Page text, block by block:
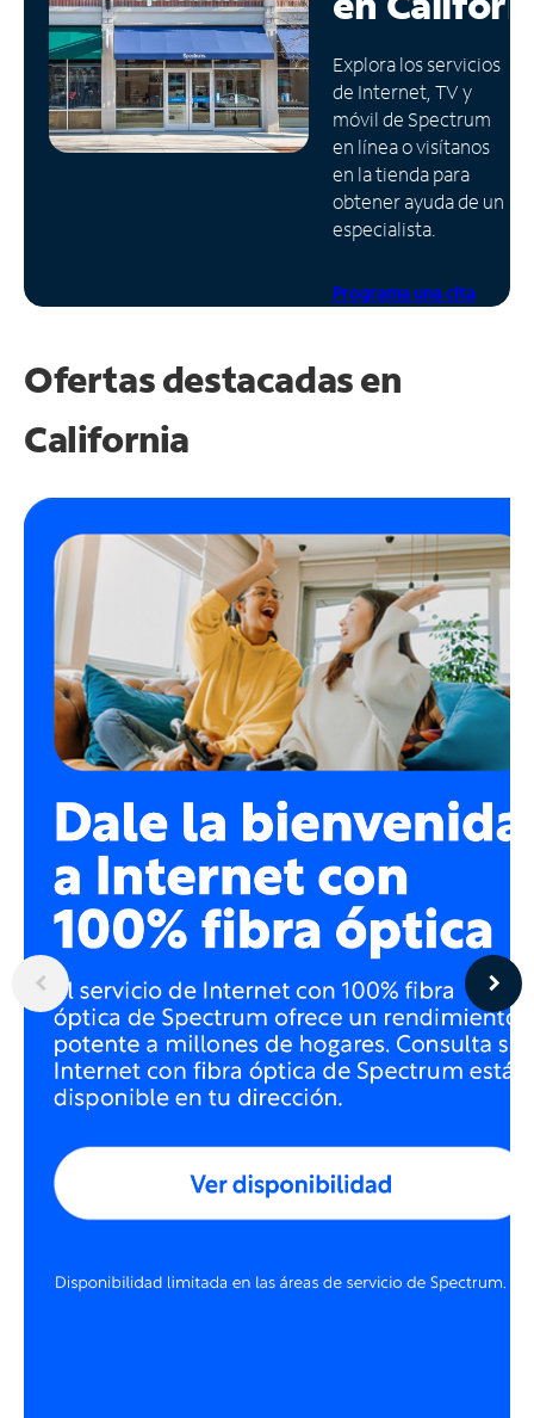
Administrar
cuenta
Encuentra
una
tienda
Explora los servicios
de Internet, TV y
móvil de Spectrum
en línea o visítanos
en la tienda para
obtener ayuda de un
especialista.
Programa una cita
Ofertas destacadas en
California